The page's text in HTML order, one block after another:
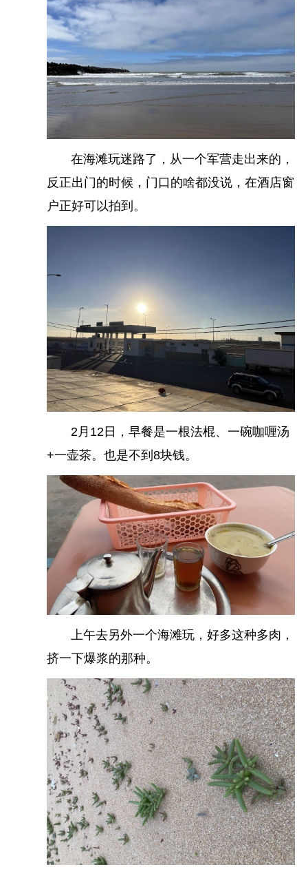
阿尤恩的时候，看得到整个城市不大，房子也
密密麻麻的。
的机场非常小，非常简单的出站。门口就有
出租车，招牌上就写了20，大概意思是去市区就20
在海滩玩迷路了，从一个军营走出来的，
反正出门的时候，门口的啥都没说，在酒店窗
户正好可以拍到。
2月12日，早餐是一根法棍、一碗咖喱汤
+一壶茶。也是不到8块钱。
上午去另外一个海滩玩，好多这种多肉，
挤一下爆浆的那种。